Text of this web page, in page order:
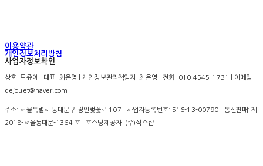
이용약관
개인정보처리방침
사업자정보확인
상호: 드쥬에 | 대표: 최은영 | 개인정보관리책임자: 최은영 | 전화: 010-4545-1731 | 이메일:
dejouet@naver.com
주소: 서울특별시 동대문구 장안벚꽃로 107 | 사업자등록번호: 516-13-00790 | 통신판매:제
2018-서울동대문-1364 호| 호스팅제공자: (주)식스샵